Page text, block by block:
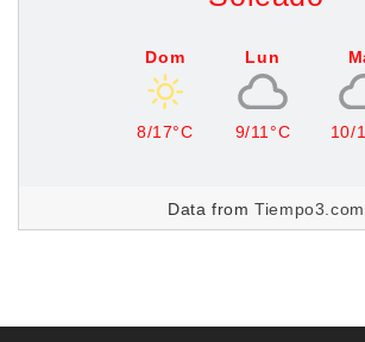
Dom
8/17°C
Lun
9/11°C 10/
Data fromTiempo3.com